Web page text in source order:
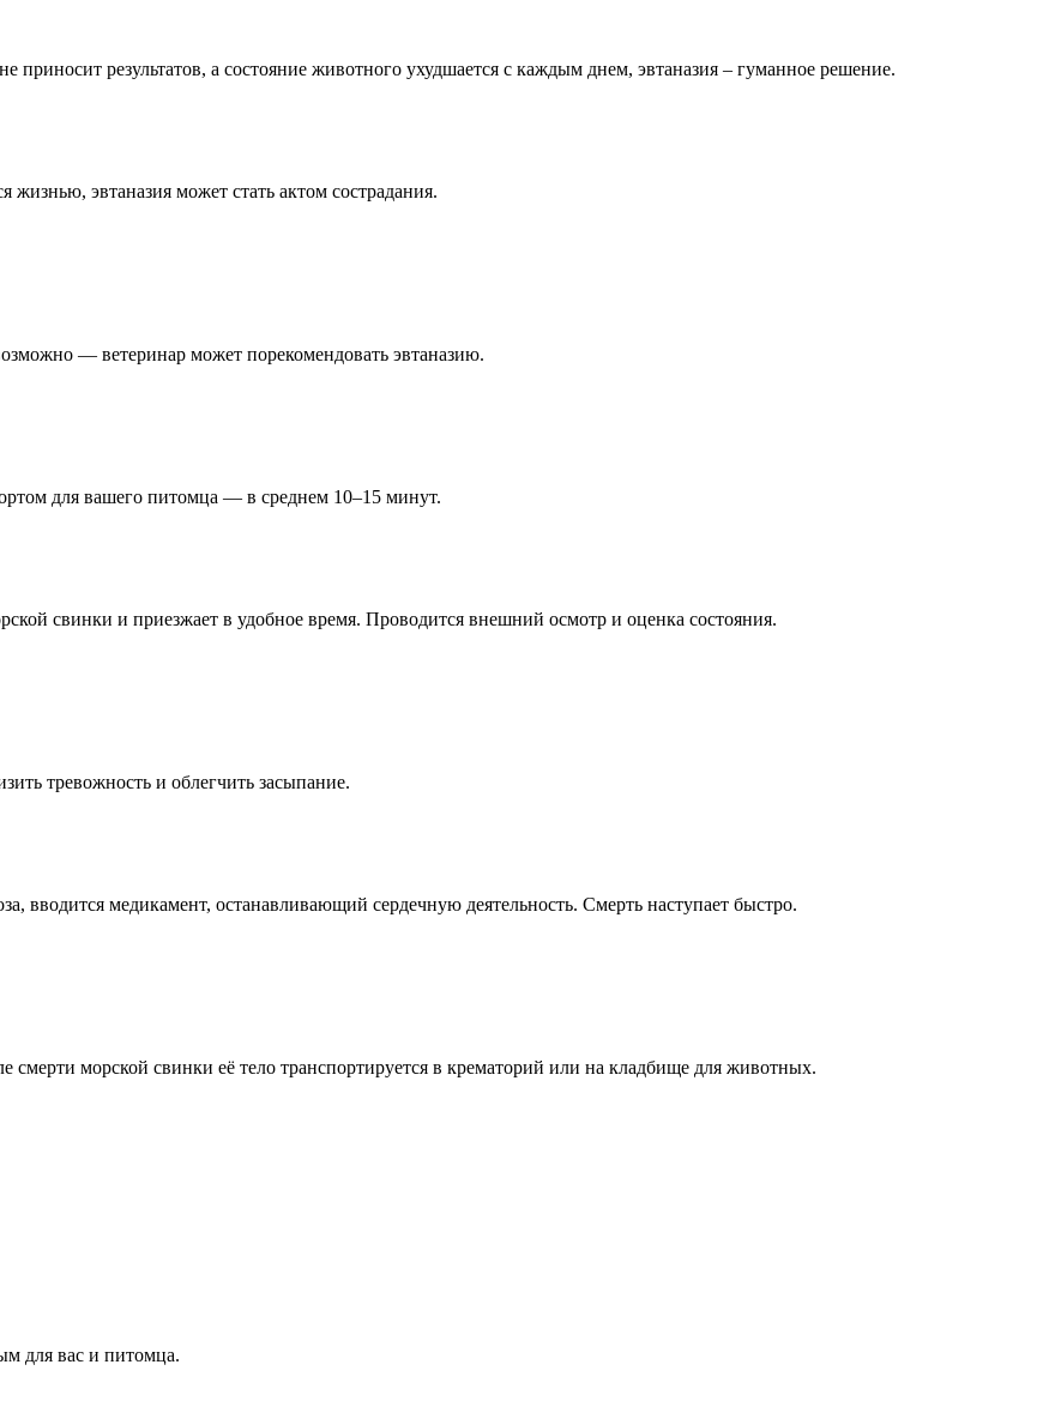
приносит результатов, а состояние животного ухудшается с каждым днем, эвтаназия – гуманное решение.
эвтаназия может стать актом сострадания.
— ветеринар может порекомендовать эвтаназию.
для вашего питомца — в среднем 10–15 минут.
свинки и приезжает в удобное время. Проводится внешний осмотр и оценка состояния.
тревожность и облегчить засыпание.
вводится медикамент, останавливающий сердечную деятельность. Смерть наступает быстро.
смерти морской свинки её тело транспортируется в крематорий или на кладбище для животных.
для вас и питомца.